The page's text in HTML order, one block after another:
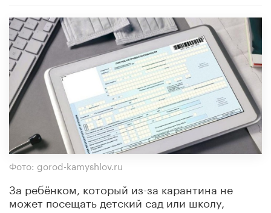
Фото: gorod-kamyshlov.ru
За ребёнком, который из-за карантина не
может посещать детский сад или школу,